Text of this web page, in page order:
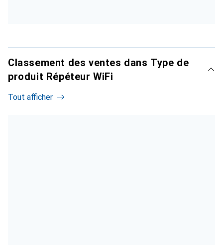
Classement des ventes dans Type de
produit Répéteur WiFi
Tout afficher